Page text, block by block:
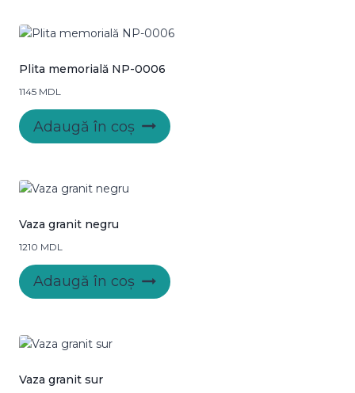
Plita memorială NP-0006
1145 MDL
Adaugă în coș
Vaza granit negru
1210 MDL
Adaugă în coș
Vaza granit sur